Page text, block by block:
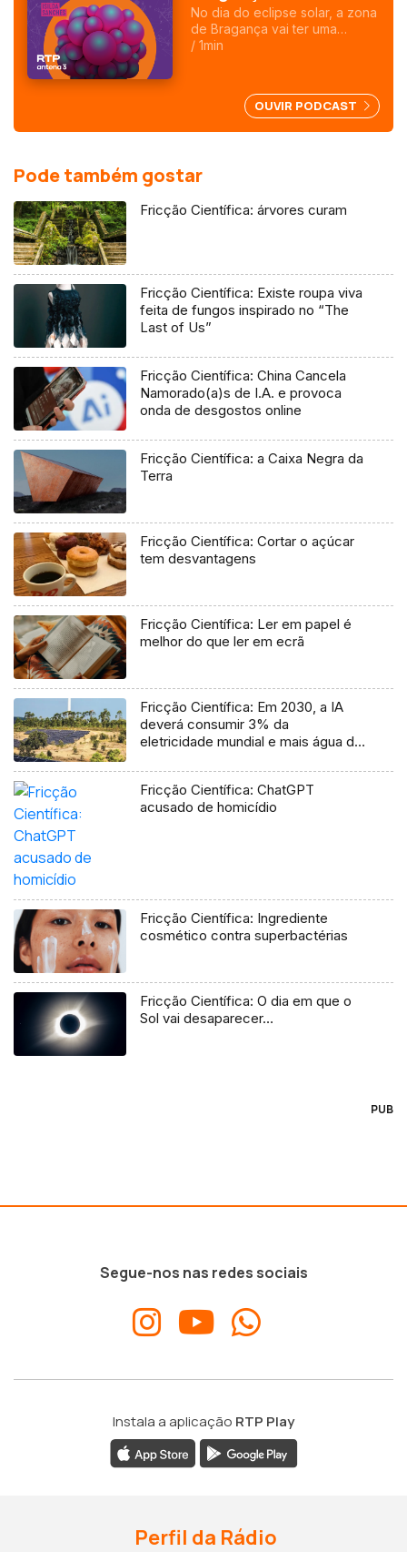
No dia do eclipse solar, a zona
de Bragança vai ter uma
ocultação de 99%. O Centro
começam alguns dias antes.
Depois do eclipse há chuva de
/ 1min
OUVIR PODCAST
Pode também gostar
Fricção Científica: árvores curam
Fricção Científica: Existe roupa viva
feita de fungos inspirado no “The
Last of Us”
Fricção Científica: China Cancela
Namorado(a)s de I.A. e provoca
onda de desgostos online
Fricção Científica: a Caixa Negra da
Terra
Fricção Científica: Cortar o açúcar
tem desvantagens
Fricção Científica: Ler em papel é
melhor do que ler em ecrã
Fricção Científica: Em 2030, a IA
deverá consumir 3% da
eletricidade mundial e mais água do
inteiro
Fricção Científica: ChatGPT
acusado de homicídio
Fricção Científica: Ingrediente
cosmético contra superbactérias
Fricção Científica: O dia em que o
Sol vai desaparecer…
PUB
Segue-nos nas redes sociais
Instala a aplicação RTP Play
Perfil da Rádio